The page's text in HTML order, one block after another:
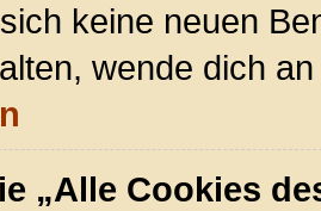
keine neuen
wende dich
„Alle Cookies